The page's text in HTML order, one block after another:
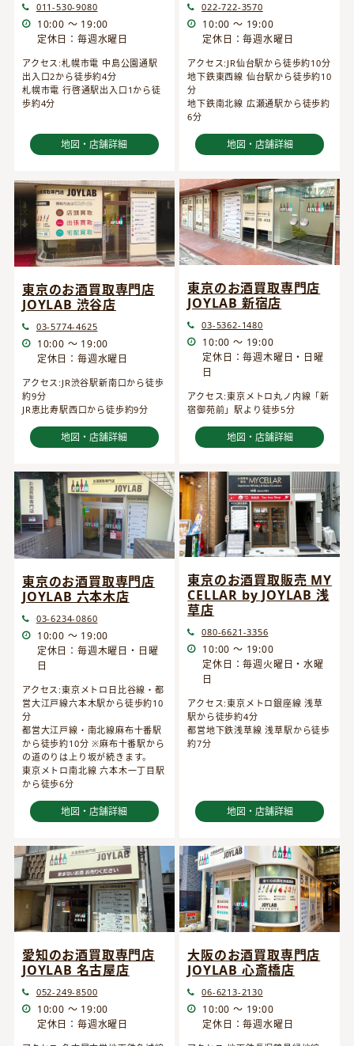
011-530-9080
10:00 ～ 19:00
定休日：毎週水曜日
アクセス:札幌市電 中島公園通駅
出入口2から徒歩約4分
札幌市電 行啓通駅出入口1から徒
歩約4分
地図・店舗詳細
022-722-3570
10:00 ～ 19:00
定休日：毎週水曜日
アクセス:JR仙台駅から徒歩約10分
地下鉄東西線 仙台駅から徒歩約10
分
地下鉄南北線 広瀬通駅から徒歩約
6分
地図・店舗詳細
東京のお酒買取専門店
JOYLAB 渋谷店
03-5774-4625
10:00 ～ 19:00
定休日：毎週水曜日
アクセス:JR渋谷駅新南口から徒歩
約9分
JR恵比寿駅西口から徒歩約9分
地図・店舗詳細
東京のお酒買取専門店
JOYLAB 新宿店
03-5362-1480
10:00 ～ 19:00
定休日：毎週木曜日・日曜
日
アクセス:東京メトロ丸ノ内線「新
宿御苑前」駅より徒歩5分
地図・店舗詳細
東京のお酒買取専門店
JOYLAB 六本木店
03-6234-0860
10:00 ～ 19:00
定休日：毎週木曜日・日曜
日
アクセス:東京メトロ日比谷線・都
営大江戸線六本木駅から徒歩約10
分
都営大江戸線・南北線麻布十番駅
から徒歩約10分 ※麻布十番駅から
の道のりは上り坂が続きます。
東京メトロ南北線 六本木一丁目駅
から徒歩6分
地図・店舗詳細
東京のお酒買取販売 MY
CELLAR by JOYLAB 浅
草店
080-6621-3356
10:00 ～ 19:00
定休日：毎週火曜日・水曜
日
アクセス:東京メトロ銀座線 浅草
駅から徒歩約4分
都営地下鉄浅草線 浅草駅から徒歩
約7分
地図・店舗詳細
愛知のお酒買取専門店
JOYLAB 名古屋店
052-249-8500
10:00 ～ 19:00
定休日：毎週水曜日
大阪のお酒買取専門店
JOYLAB 心斎橋店
06-6213-2130
10:00 ～ 19:00
定休日：毎週水曜日